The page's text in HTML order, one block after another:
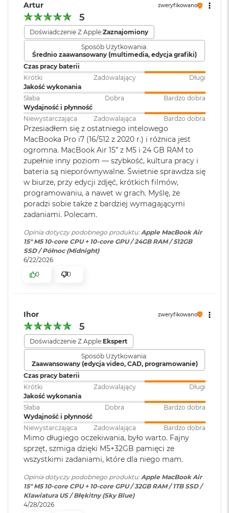
2
5
6
G
B
M
a
c
B
o
k
A
i
r
5
1
2
G
B
M
a
c
B
o
o
k
r
M
a
B
o
o
k
A
i
r
2
T
B
a
c
B
o
Apple M5
Apple M5 (10-rdzeniowy procesor CPU + 10-rdzeniowy procesor
GPU + 16-rdzeniowy system Neural Engine)
Akceleratory Neural Accelerator
Sprzętowa akceleracja ray tracingu
153 GB/s przepustowości pamięci
Silnik multimedialny
Sprzętowa akceleracja obsługi H.264, HEVC, ProRes i ProRes RAW
Silnik dekodowania wideo
Silnik kodowania wideo
Silnik kodujący i dekodujący format ProRes
Dekoder AV1
Ładowanie i rozbudowa
Dwa porty Thunderbolt 4 (USB-C) obsługujące:
Ładowanie
DisplayPort
Thunderbolt 4 (do 40 Gb/s)
USB 4 (do 40 Gb/s)
Obsługa wyświetlaczy
Obsługa maksymalnie dwóch wyświetlaczy zewnętrznych:
Dwa wyświetlacze o natywnej rozdzielczości do 6K przy 60
Hz lub 4K przy 144 Hz
Podświetlana
klawiatura:
Touch ID: TAK
Obsługa
wyświetlaczy
wyświetlaczy zewnętrznych do
6K przy 60 Hz lub jednego
wyświetlacza do 8K przy 60 Hz.
Odtwarzanie wideo: Obsługiwane formaty: m.in.
HEVC,H.264, AV1 i ProRes; HDR z
Dolby Vision, HDR10 i HLG
Odtwarzanie
dźwięku:
Obsługiwane formaty: m.in.
AAC, MP3,
Plus i Dolby Atmos
Zainstalowany
Wersja systemu
operacyjnego:
macOS Sequoia lub nowszy
oprogramowanie:
Wbudowane aplikacje systemu
macOS
Dodatkowe
informacje:
Klawiatura z Touch ID, Gładzik
Force Touch wyczuwający siłę
nacisku, Czujnik światła
otoczenia
Układ klawiatury ISO - Angielski PL
Materiał wykonania: Aluminium
Artur zweryfikowano
5
Doświadczenie Z Apple:Zaznajomiony
Sposób Użytkowania:
Średnio zaawansowany (multimedia, edycja grafiki)
Czas pracy baterii
Krótki
Zadowalający
Długi
Jakość wykonania
Słaba
Dobra
Bardzo dobra
Wydajność i płynność
Niewystarczająca
Zadowalająca Bardzo dobra
Przesiadłem się z ostatniego intelowego
MacBooka Pro i7 (16/512 z 2020 r.) i różnica jest
ogromna. MacBook Air 15” z M5 i 24 GB RAM to
zupełnie inny poziom — szybkość, kultura pracy i
bateria są nieporównywalne. Świetnie sprawdza się
w biurze, przy edycji zdjęć, krótkich filmów,
programowaniu, a nawet w grach. Myślę, że
poradzi sobie także z bardziej wymagającymi
zadaniami. Polecam.
Opinia dotyczy podobnego produktu:Apple MacBook Air
15" M5 10‑core CPU + 10‑core GPU / 24GB RAM / 512GB
SSD / Północ (Midnight)
6/22/2026
0
0
Ihor zweryfikowano
5
Doświadczenie Z Apple:Ekspert
Sposób Użytkowania:
Zaawansowany (edycja video, CAD, programowanie)
Czas pracy baterii
Krótki
Zadowalający
Długi
Jakość wykonania
Słaba
Dobra
Bardzo dobra
Wydajność i płynność
Niewystarczająca
Zadowalająca Bardzo dobra
Mimo długiego oczekiwania, było warto. Fajny
sprzęt, szmiga dzięki M5+32GB pamięci ze
wszystkimi zadaniami, które dla niego mam.
Opinia dotyczy podobnego produktu:Apple MacBook Air
15" M5 10‑core CPU + 10‑core GPU / 32GB RAM / 1TB SSD /
Klawiatura US / Błękitny (Sky Blue)
4/28/2026